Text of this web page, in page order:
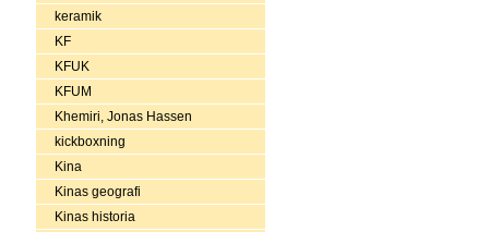
keramik
KF
KFUK
KFUM
Khemiri, Jonas Hassen
kickboxning
Kina
Kinas geografi
Kinas historia